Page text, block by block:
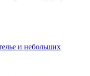
и небольших